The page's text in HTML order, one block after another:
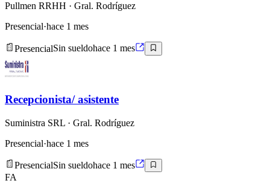
Pullmen RRHH · Gral. Rodríguez
Presencial·hace 1 mes
PresencialSin sueldohace 1 mes
Recepcionista/ asistente
Suministra SRL · Gral. Rodríguez
Presencial·hace 1 mes
PresencialSin sueldohace 1 mes
FA